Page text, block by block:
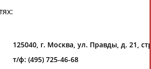
федерации,
125040, г. Москва, ул. Правды, д. 21,
т/ф: (495) 725-46-68